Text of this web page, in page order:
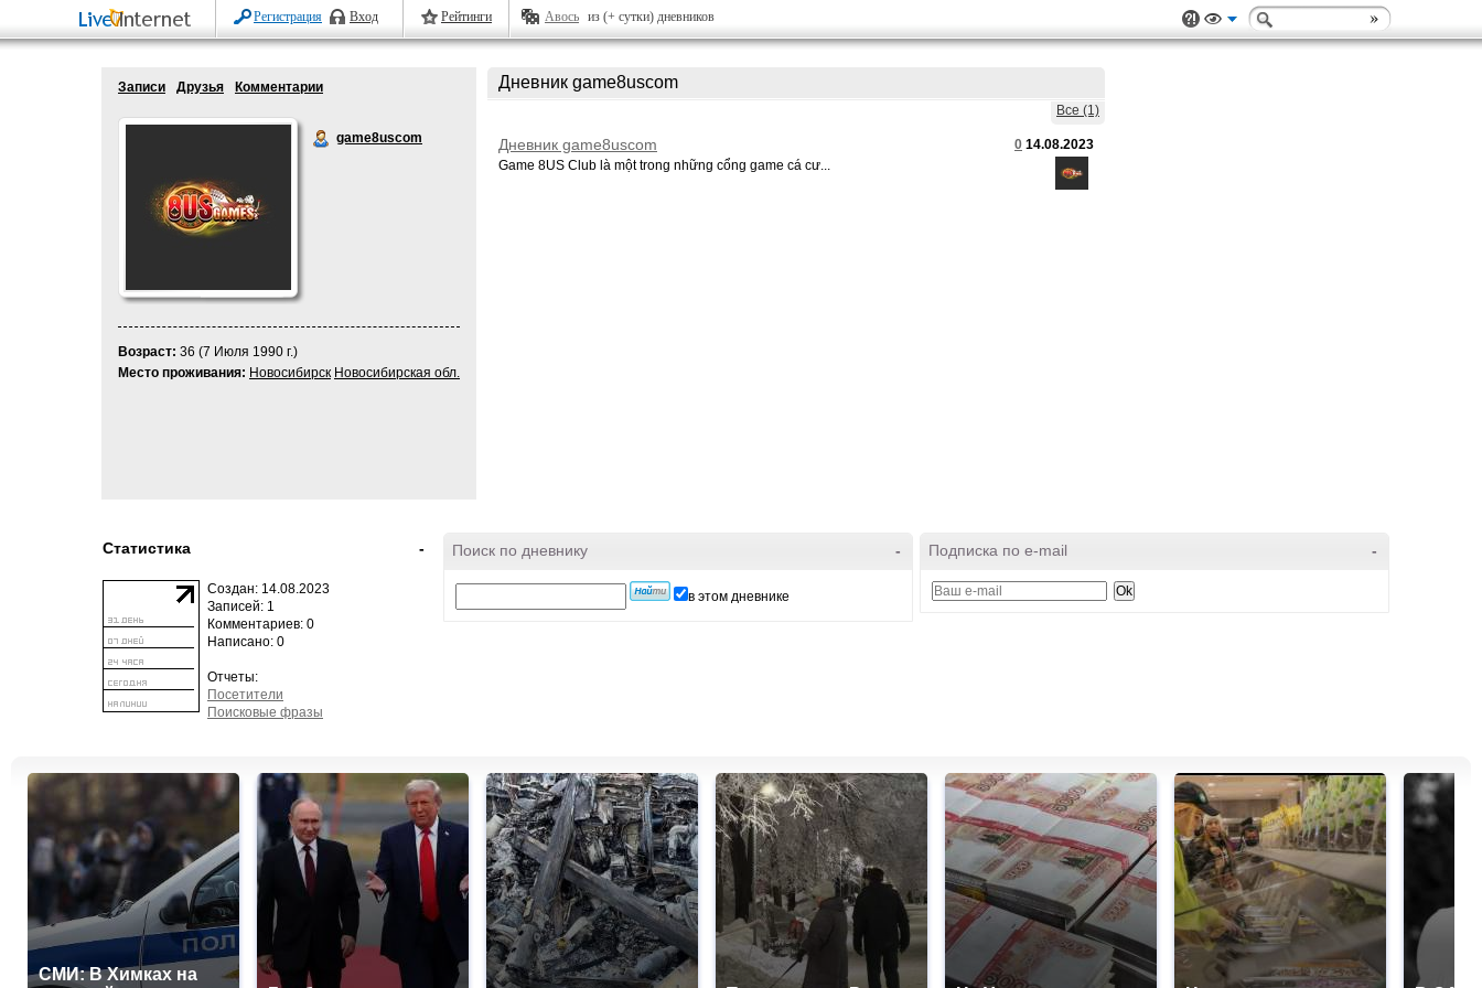
Регистрация Вход Рейтинги Авось из (+ сутки) дневников
Записи Друзья Комментарии
game8uscom
Возраст: 36 (7 Июля 1990 г.)
Место проживания: Новосибирск Новосибирская обл.
Дневник game8uscom
Все (1)
0 14.08.2023
Дневник game8uscom
Game 8US Club là một trong những cổng game cá cư...
-
Статистика
Создан: 14.08.2023
Записей: 1
Комментариев: 0
Написано: 0
Отчеты:
Посетители
Поисковые фразы
-
Поиск по дневнику
в этом дневнике
-
Подписка по e-mail
СМИ: В Химках на